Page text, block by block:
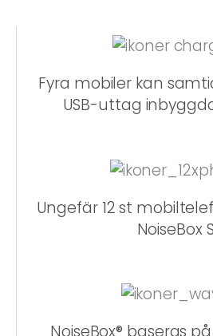
Fyra mobiler kan
USB-uttag
Ungefär 12 st
NoiseBox